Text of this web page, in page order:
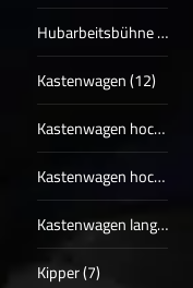
Hubarbeitsbühne (3)
Kastenwagen (12)
Kastenwagen hoch (17)
Kastenwagen hoch + lang (13)
Kastenwagen lang (4)
Kipper (7)